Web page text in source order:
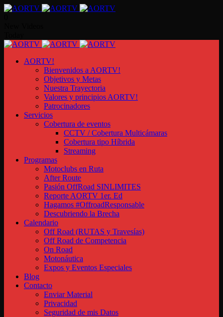
AORTV!
Bienvenidos a AORTV!
Objetivos y Metas
Nuestra Trayectoria
Valores y principios AORTV!
Patrocinadores
Servicios
Cobertura de eventos
CCTV / Cobertura Multicámaras
Cobertura tipo Híbrida
Streaming
Programas
Motoclubs en Ruta
After Route
Pasión OffRoad SINLIMITES
Reporte AORTV 1er. Ed
Hagamos #OffroadResponsable
Descubriendo la Brecha
Calendario
Off Road (RUTAS y Travesías)
Off Road de Competencia
On Road
Motonáutica
Expos y Eventos Especiales
Blog
Contacto
Enviar Material
Privacidad
Seguridad de mis Datos